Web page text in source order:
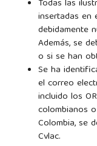
Todas las
insertadas en
debidamente
Además, se
o si se han
Se ha
el correo
incluido los
colombianos
Colombia, se
Cvlac.